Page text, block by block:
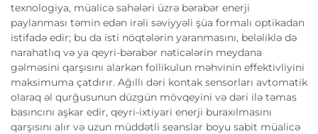
texnologiya, müalicə sahələri üzrə bərabər enerji
paylanması təmin edən irəli səviyyəli şüa formalı optikadan
istifadə edir; bu da isti nöqtələrin yaranmasını, beləliklə də
narahatlıq və ya qeyri-bərabər nəticələrin meydana
gəlməsini qarşısını alarkən follikulun məhvinin effektivliyini
maksimuma çatdırır. Ağıllı dəri kontak sensorları avtomatik
olaraq əl qurğusunun düzgün mövqeyini və dəri ilə təmas
basıncını aşkar edir, qeyri-ixtiyari enerji buraxılmasını
qarşısını alır və uzun müddətli seanslar boyu sabit müalicə